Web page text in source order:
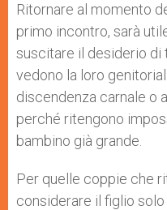
Ritornare al momento
primo incontro, sarà
suscitare il desiderio di
vedono la loro
discendenza carnale o
perché ritengono
bambino già grande.
Per quelle coppie che
considerare il figlio